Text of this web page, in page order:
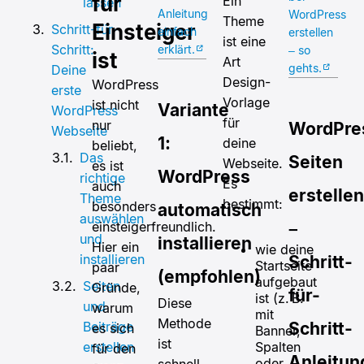
Schritt-für-
Schritt:
Deine
erste
WordPress
Webseite
Das
richtige
Theme
auswählen
und
installieren
Seiten
und
Beiträge
erstellen
Einsteiger
ist
WordPress
ist nicht
nur
beliebt,
es ist
auch
besonders
einsteigerfreundlich.
Hier ein
paar
Gründe,
warum
es sich
für den
Anleitung
einfach
erklärt.
Variante
1:
WordPress
automatisch
installieren
(empfohlen)
Diese
Methode
ist
Theme
ist eine
Art
Design-
Vorlage
für
deine
Webseite.
Es
bestimmt:
wie deine
Startseite
aufgebaut
ist (z. B.
mit
Banner,
Spalten
WordPress
erstellen
– so
gehts.
Seiten
erstellen
–
Schritt-
für-
Schritt-